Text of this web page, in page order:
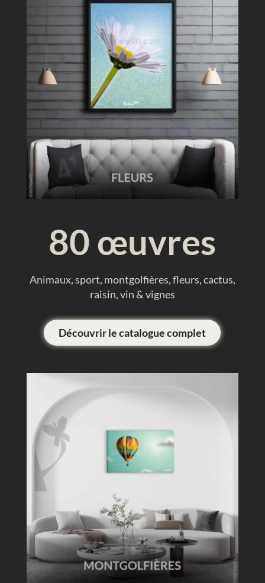
80 œuvres
Animaux, sport, montgolfières, fleurs, cactus,
raisin, vin & vignes
Découvrir le catalogue complet